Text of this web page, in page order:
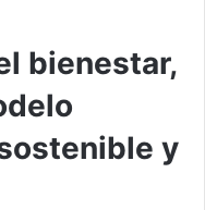
bienestar,
y